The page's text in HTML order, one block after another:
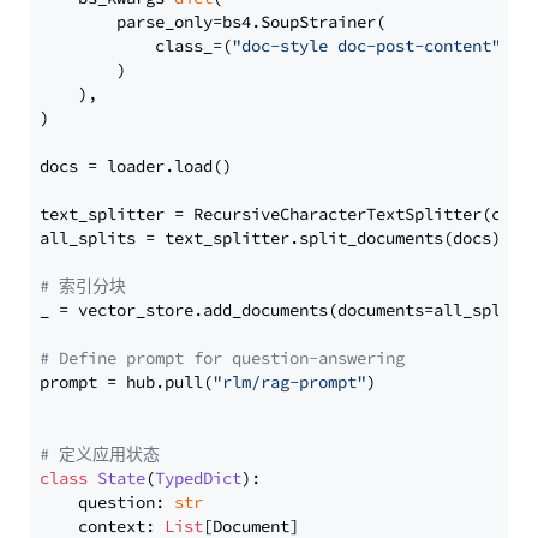
        parse_only=bs4.SoupStrainer(
            class_=(
"doc-style doc-post-content"
        )
    ),
)
docs = loader.load()
text_splitter =
all_splits = text_splitter.split_documents(docs)
# 索引分块
_ = vector_store.add_documents(documents=all_splits)
# Define prompt for question-answering
prompt = hub.pull("rlm/rag-prompt")
# 定义应用状态
class State(TypedDict):
    question:
str
    context:
List[Document]